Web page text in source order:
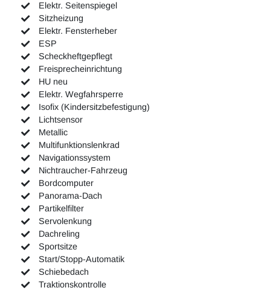
Elektr. Seitenspiegel
Sitzheizung
Elektr. Fensterheber
ESP
Scheckheftgepflegt
Freisprecheinrichtung
HU neu
Elektr. Wegfahrsperre
Isofix (Kindersitzbefestigung)
Lichtsensor
Metallic
Multifunktionslenkrad
Navigationssystem
Nichtraucher-Fahrzeug
Bordcomputer
Panorama-Dach
Partikelfilter
Servolenkung
Dachreling
Sportsitze
Start/Stopp-Automatik
Schiebedach
Traktionskontrolle